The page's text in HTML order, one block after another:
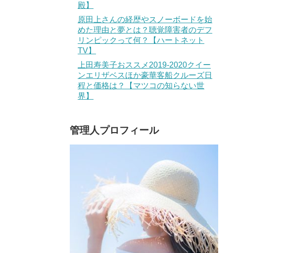
殿】
原田上さんの経歴やスノーボードを始
めた理由と夢とは？聴覚障害者のデフ
リンピックって何？【ハートネット
TV】
上田寿美子おススメ2019-2020クイー
ンエリザベスほか豪華客船クルーズ日
程と価格は？【マツコの知らない世
界】
管理人プロフィール